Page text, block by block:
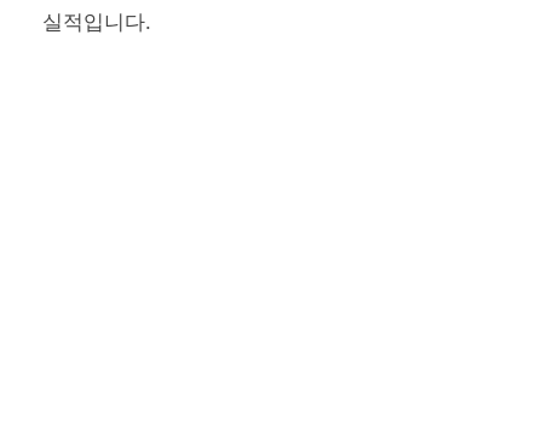
실적입니다.